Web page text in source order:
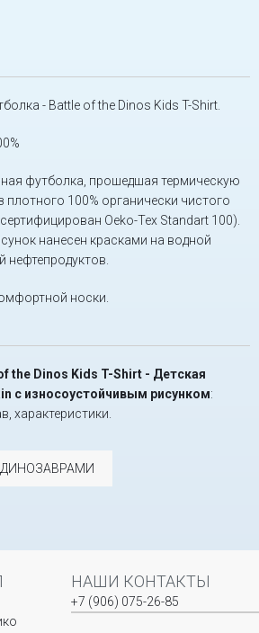
- Battle of the Dinos Kids T-Shirt.
футболка, прошедшая термическую
плотного 100% органически чистого
Oeko-Tex Standart 100).
нанесен красками на водной
нефтепродуктов.
носки.
the Dinos Kids T-Shirt - Детская
с износоустойчивым рисунком:
характеристики.
ДИНОЗАВРАМИ
НАШИ КОНТАКТЫ
+7 (906) 075-26-85